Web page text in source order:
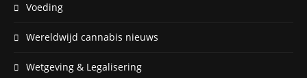
Voeding
Wereldwijd cannabis nieuws
Wetgeving & Legalisering